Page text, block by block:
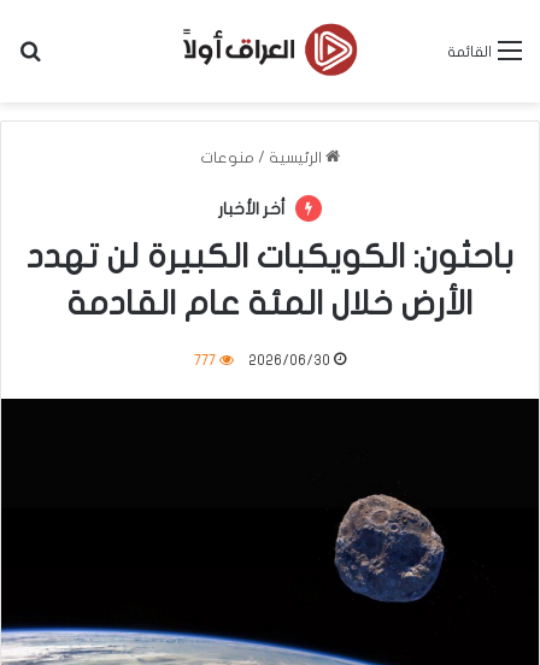
القائمة
الرئيسية / منوعات
أخر الأخبار
باحثون: الكويكبات الكبيرة لن تهدد
الأرض خلال المئة عام القادمة
2026/06/30
777